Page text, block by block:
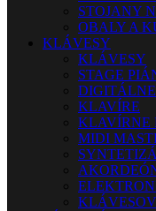
STOJANY
OBALY A
KLÁVESY
KLÁVESY
STAGE
KLAVÍRE
KLAVÍRNE
MIDI